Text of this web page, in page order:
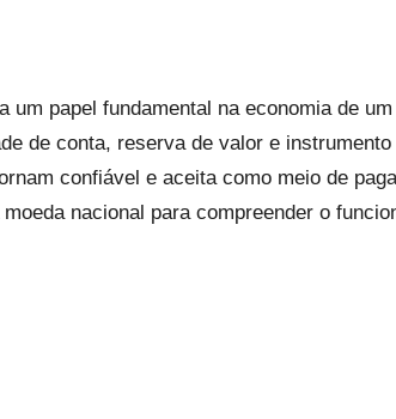
um papel fundamental na economia de
de conta, reserva de valor e
confiável e aceita como meio de
nacional para compreender o